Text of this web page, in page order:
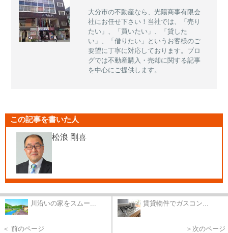
大分市の不動産なら、光陽商事有限会
社にお任せ下さい！当社では、「売り
たい」、「買いたい」、「貸した
い」、「借りたい」というお客様のご
要望に丁寧に対応しております。ブロ
グでは不動産購入・売却に関する記事
を中心にご提供します。
この記事を書いた人
松浪 剛喜
川沿いの家をスムー...
＜ 前のページ
賃貸物件でガスコン...
＞次のページ